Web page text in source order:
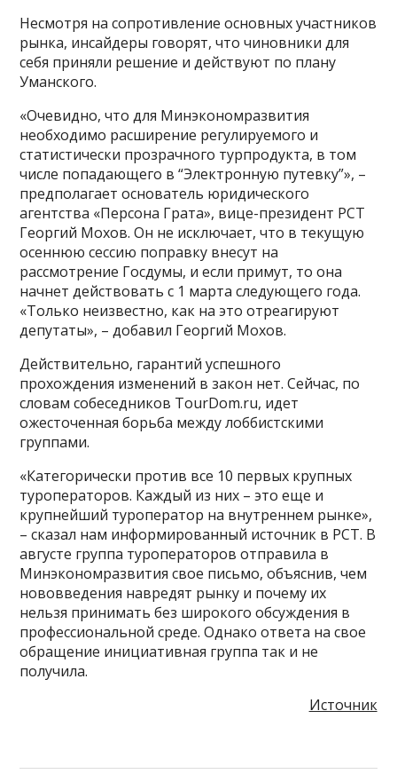
Несмотря на сопротивление основных участников
рынка, инсайдеры говорят, что чиновники для
себя приняли решение и действуют по плану
Уманского.
«Очевидно, что для Минэкономразвития
необходимо расширение регулируемого и
статистически прозрачного турпродукта, в том
числе попадающего в “Электронную путевку”», –
предполагает основатель юридического
агентства «Персона Грата», вице-президент РСТ
Георгий Мохов. Он не исключает, что в текущую
осеннюю сессию поправку внесут на
рассмотрение Госдумы, и если примут, то она
начнет действовать с 1 марта следующего года.
«Только неизвестно, как на это отреагируют
депутаты», – добавил Георгий Мохов.
Действительно, гарантий успешного
прохождения изменений в закон нет. Сейчас, по
словам собеседников TourDom.ru, идет
ожесточенная борьба между лоббистскими
группами.
«Категорически против все 10 первых крупных
туроператоров. Каждый из них – это еще и
крупнейший туроператор на внутреннем рынке»,
– сказал нам информированный источник в РСТ. В
августе группа туроператоров отправила в
Минэкономразвития свое письмо, объяснив, чем
нововведения навредят рынку и почему их
нельзя принимать без широкого обсуждения в
профессиональной среде. Однако ответа на свое
обращение инициативная группа так и не
получила.
Источник